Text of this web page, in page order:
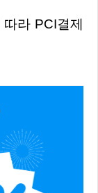
라 PCI결제